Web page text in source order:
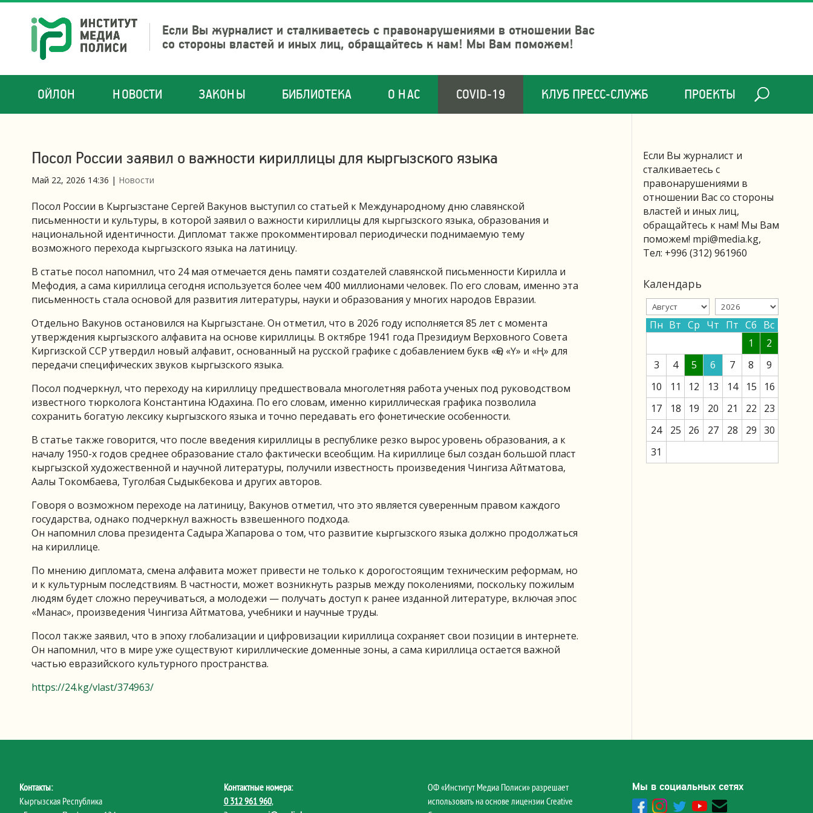
Если Вы журналист и сталкиваетесь с правонарушениями в отношении Вас
со стороны властей и иных лиц, обращайтесь к нам! Мы Вам поможем!
ОЙЛОН НОВОСТИ ЗАКОНЫ БИБЛИОТЕКА О НАС COVID-19 КЛУБ ПРЕСС-СЛУЖБ ПРОЕКТЫ
Посол России заявил о важности кириллицы для кыргызского языка
Май 22, 2026 14:36 | Новости
Посол России в Кыргызстане Сергей Вакунов выступил со статьей к Международному дню славянской
письменности и культуры, в которой заявил о важности кириллицы для кыргызского языка, образования и
национальной идентичности. Дипломат также прокомментировал периодически поднимаемую тему
возможного перехода кыргызского языка на латиницу.
В статье посол напомнил, что 24 мая отмечается день памяти создателей славянской письменности Кирилла и
Мефодия, а сама кириллица сегодня используется более чем 400 миллионами человек. По его словам, именно эта
письменность стала основой для развития литературы, науки и образования у многих народов Евразии.
Отдельно Вакунов остановился на Кыргызстане. Он отметил, что в 2026 году исполняется 85 лет с момента
утверждения кыргызского алфавита на основе кириллицы. В октябре 1941 года Президиум Верховного Совета
Киргизской ССР утвердил новый алфавит, основанный на русской графике с добавлением букв «Ө», «Ү» и «Ң» для
передачи специфических звуков кыргызского языка.
Посол подчеркнул, что переходу на кириллицу предшествовала многолетняя работа ученых под руководством
известного тюрколога Константина Юдахина. По его словам, именно кириллическая графика позволила
сохранить богатую лексику кыргызского языка и точно передавать его фонетические особенности.
В статье также говорится, что после введения кириллицы в республике резко вырос уровень образования, а к
началу 1950-х годов среднее образование стало фактически всеобщим. На кириллице был создан большой пласт
кыргызской художественной и научной литературы, получили известность произведения Чингиза Айтматова,
Аалы Токомбаева, Туголбая Сыдыкбекова и других авторов.
Говоря о возможном переходе на латиницу, Вакунов отметил, что это является суверенным правом каждого
государства, однако подчеркнул важность взвешенного подхода.
Он напомнил слова президента Садыра Жапарова о том, что развитие кыргызского языка должно продолжаться
на кириллице.
По мнению дипломата, смена алфавита может привести не только к дорогостоящим техническим реформам, но
и к культурным последствиям. В частности, может возникнуть разрыв между поколениями, поскольку пожилым
людям будет сложно переучиваться, а молодежи — получать доступ к ранее изданной литературе, включая эпос
«Манас», произведения Чингиза Айтматова, учебники и научные труды.
Посол также заявил, что в эпоху глобализации и цифровизации кириллица сохраняет свои позиции в интернете.
Он напомнил, что в мире уже существуют кириллические доменные зоны, а сама кириллица остается важной
частью евразийского культурного пространства.
https://24.kg/vlast/374963/
Если Вы журналист и
сталкиваетесь с
правонарушениями в
отношении Вас со стороны
властей и иных лиц,
обращайтесь к нам! Мы Вам
поможем! mpi@media.kg,
Тел: +996 (312) 961960
Календарь
Пн Вт Ср Чт Пт Сб Вс
1
2
3
4 5 6 7 8
9
10
11 12 13 14 15
16
17
18 19 20 21 22
23
24
25 26 27 28 29 30
31
Контакты:
Кыргызская Республика
Контактные номера:
0 312 961 960,
ОФ «Институт Медиа Полиси» разрешает
использовать на основе лицензии Creative
Мы в социальных сетях